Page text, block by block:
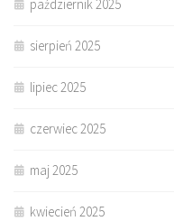
październik 2025
sierpień 2025
lipiec 2025
czerwiec 2025
maj 2025
kwiecień 2025